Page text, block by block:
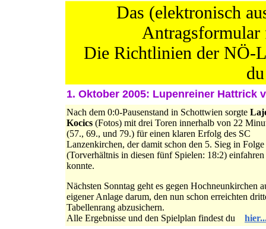
Das (elektronisch
Die Richtlinien der NÖ-
1. Oktober 2005: Lupenreiner Hattrick
Nach dem 0:0-Pausenstand in Schottwien sorgte
Kocics (Fotos) mit drei Toren innerhalb von 22
(57., 69., und 79.) für einen klaren Erfolg des SC
Lanzenkirchen, der damit schon den 5. Sieg in Folge
(Torverhältnis in diesen fünf Spielen: 18:2) einfahren
konnte.
Nächsten Sonntag geht es gegen Hochneunkirchen
eigener Anlage darum, den nun schon erreichten
Tabellenrang abzusichern.
Alle Ergebnisse und den Spielplan findest du